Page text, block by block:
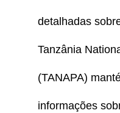
detalhadas
Tanzânia
(TANAPA)
informações